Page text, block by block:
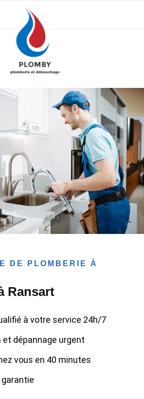
DE PLOMBERIE À
Ransart
à votre service 24h/7
dépannage urgent
vous en 40 minutes